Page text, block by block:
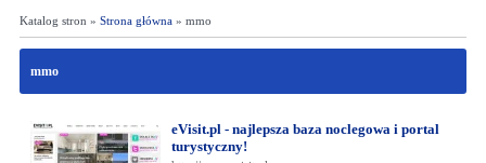
Katalog stron » Strona główna» mmo
mmo
eVisit.pl - najlepsza baza noclegowa i portal
turystyczny!